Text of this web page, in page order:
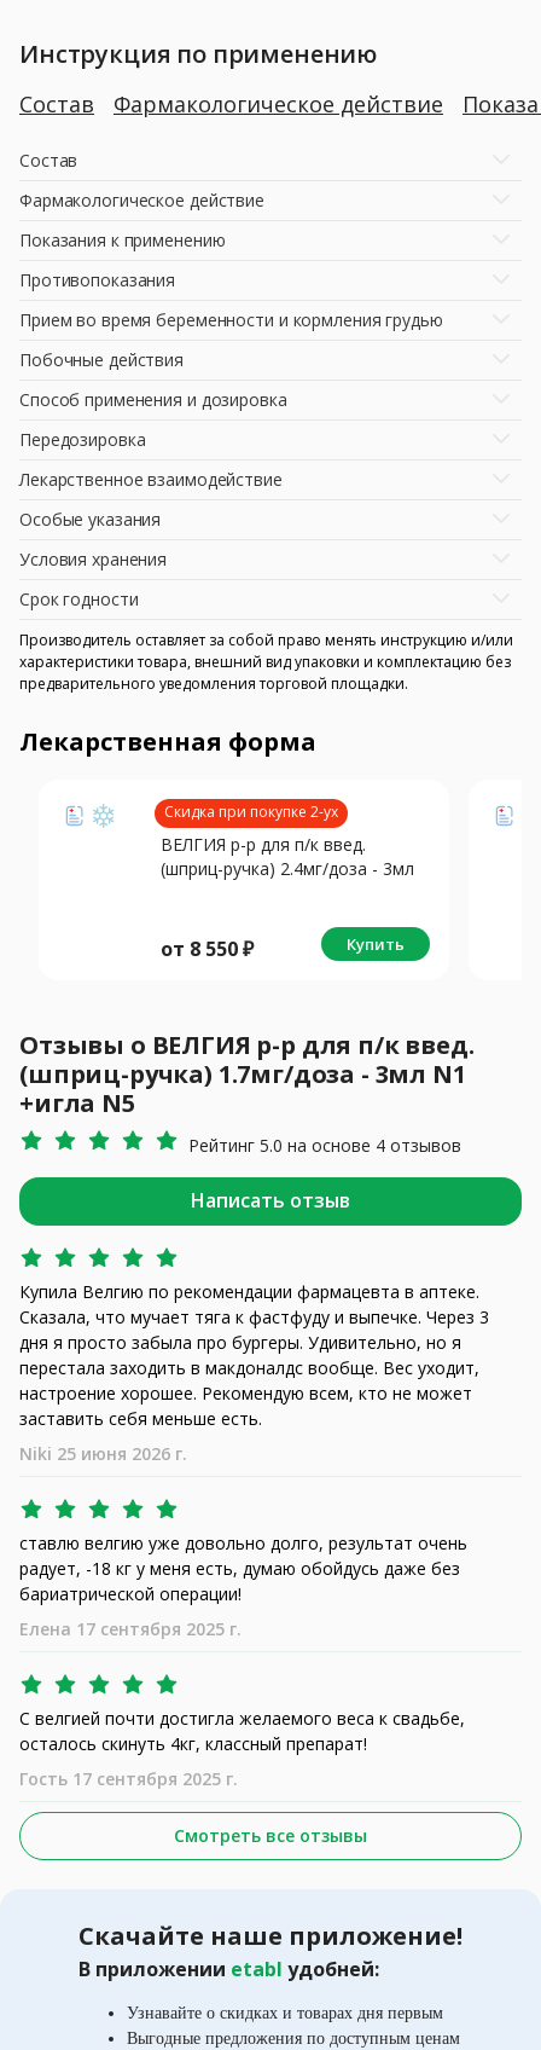
Инструкция по применению
Состав Фармакологическое действие
Состав
Фармакологическое действие
Показания к применению
Противопоказания
Прием во время беременности и кормления грудью
Побочные действия
Способ применения и дозировка
Передозировка
Лекарственное взаимодействие
Особые указания
Условия хранения
Срок годности
Производитель оставляет за собой право менять инструкцию и/или
характеристики товара, внешний вид упаковки и комплектацию без
предварительного уведомления торговой площадки.
Лекарственная форма
Скидка при покупке 2-ух
ВЕЛГИЯ р-р для п/к введ.
(шприц-ручка) 2.4мг/доза - 3мл
от 8 550₽ Купить
Отзывы о ВЕЛГИЯ р-р для п/к введ.
(шприц-ручка) 1.7мг/доза - 3мл N1
+игла N5
Рейтинг 5.0 на основе 4 отзывов
Написать отзыв
Купила Велгию по рекомендации фармацевта в аптеке.
Сказала, что мучает тяга к фастфуду и выпечке. Через 3
дня я просто забыла про бургеры. Удивительно, но я
перестала заходить в макдоналдс вообще. Вес уходит,
настроение хорошее. Рекомендую всем, кто не может
заставить себя меньше есть.
Niki 25 июня 2026 г.
ставлю велгию уже довольно долго, результат очень
радует, -18 кг у меня есть, думаю обойдусь даже без
бариатрической операции!
Елена 17 сентября 2025 г.
С велгией почти достигла желаемого веса к свадьбе,
осталось скинуть 4кг, классный препарат!
Гость 17 сентября 2025 г.
Смотреть все отзывы
Скачайте наше приложение!
В приложении etabl удобней:
Узнавайте о скидках и товарах дня первым
Выгодные предложения по доступным ценам